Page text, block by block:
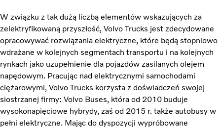
W związku z tak dużą liczbą elementów wskazujących za
zelektryfikowaną przyszłość, Volvo Trucks jest zdecydowane
opracowywać rozwiązania elektryczne, które będą stopniowo
wdrażane w kolejnych segmentach transportu i na kolejnych
rynkach jako uzupełnienie dla pojazdów zasilanych olejem
napędowym. Pracując nad elektrycznymi samochodami
ciężarowymi, Volvo Trucks korzysta z doświadczeń swojej
siostrzanej firmy: Volvo Buses, która od 2010 buduje
wysokonapięciowe hybrydy, zaś od 2015 r. także autobusy w
pełni elektryczne. Mając do dyspozycji wypróbowane